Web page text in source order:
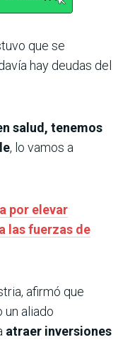
que se
hay deudas del
salud, tenemos
, lo vamos a
por elevar
las fuerzas de
afirmó que
un aliado
atraer inversiones